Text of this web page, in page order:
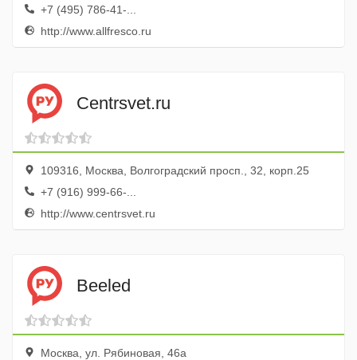
+7 (495) 786-41-...
http://www.allfresco.ru
Centrsvet.ru
109316, Москва, Волгоградский просп., 32, корп.25
+7 (916) 999-66-...
http://www.centrsvet.ru
Beeled
Москва, ул. Рябиновая, 46а